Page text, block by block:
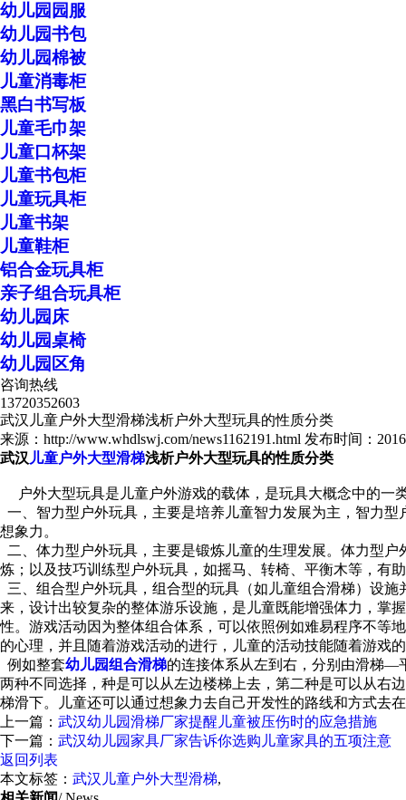
幼儿园园服
幼儿园书包
幼儿园棉被
儿童消毒柜
黑白书写板
儿童毛巾架
儿童口杯架
儿童书包柜
儿童玩具柜
儿童书架
儿童鞋柜
铝合金玩具柜
亲子组合玩具柜
幼儿园床
幼儿园桌椅
幼儿园区角
咨询热线
13720352603
武汉儿童户外大型滑梯浅析户外大型玩具的性质分类
来源：http://www.whdlswj.com/news1162191.html 发布时间：
武汉 儿童户外大型滑梯浅析户外大型玩具的性质分类
户外大型玩具是儿童户外游戏的载体，是玩具大概念中的一
一、智力型户外玩具，主要是培养儿童智力发展为主，智力
想象力。
二、体力型户外玩具，主要是锻炼儿童的生理发展。体力型
炼；以及技巧训练型户外玩具，如摇马、转椅、平衡木等，有
三、组合型户外玩具，组合型的玩具（如儿童组合滑梯）设
来，设计出较复杂的整体游乐设施，是儿童既能增强体力，掌
性。游戏活动因为整体组合体系，可以依照例如难易程序不等
的心理，并且随着游戏活动的进行，儿童的活动技能随着游戏
例如整套幼儿园组合滑梯的连接体系从左到右，分别由滑梯
两种不同选择，种是可以从左边楼梯上去，第二种是可以从右
梯滑下。儿童还可以通过想象力去自己开发性的路线和方式去
上一篇： 武汉幼儿园滑梯厂家提醒儿童被压伤时的应急措施
下一篇： 武汉幼儿园家具厂家告诉你选购儿童家具的五项注意
返回列表
本文标签： 武汉儿童户外大型滑梯,